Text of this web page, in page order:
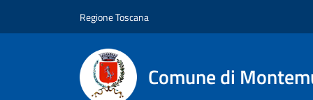
Regione Toscana
Comune di